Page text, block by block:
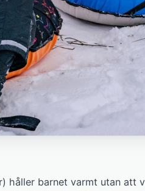
barnet varmt utan att